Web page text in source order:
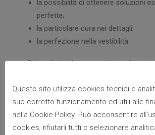
la possibilità di ottenere soluzioni
perfette;
la particolare cura nei dettagli;
la perfezione nella vestibilità.
Prima di decidere se sostituire il
contattarci per una consulenza
richiedere un preventivo. Valuteremo
condizioni del mobile, l’ambiente in cui
proporremo la soluzione giusta.
Questo sito utilizza cookies tecnici e
suo corretto funzionamento ed utili alle
nella Cookie Policy. Può acconsentire
cookies, rifiutarli tutti o selezionare